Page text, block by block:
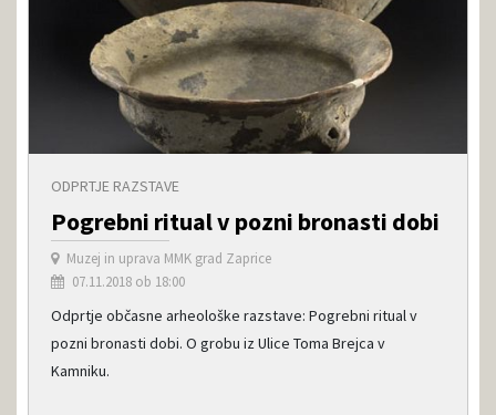
ODPRTJE RAZSTAVE
Pogrebni ritual v pozni bronasti dobi
Muzej in uprava MMK grad Zaprice
07.11.2018 ob 18:00
Odprtje občasne arheološke razstave: Pogrebni ritual v
pozni bronasti dobi. O grobu iz Ulice Toma Brejca v
Kamniku.